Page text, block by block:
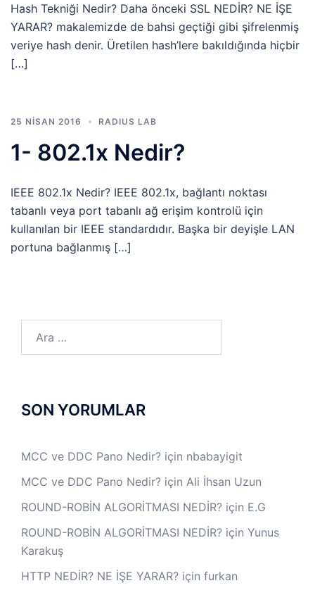
Hash Tekniği Nedir? Daha önceki SSL NEDİR? NE İŞE
YARAR? makalemizde de bahsi geçtiği gibi şifrelenmiş
veriye hash denir. Üretilen hash’lere bakıldığında hiçbir
[…]
25 NISAN 2016 RADIUS LAB
1- 802.1x Nedir?
IEEE 802.1x Nedir? IEEE 802.1x, bağlantı noktası
tabanlı veya port tabanlı ağ erişim kontrolü için
kullanılan bir IEEE standardıdır. Başka bir deyişle LAN
portuna bağlanmış […]
SON YORUMLAR
MCC ve DDC Pano Nedir? için nbabayigit
MCC ve DDC Pano Nedir? için Ali İhsan Uzun
ROUND-ROBİN ALGORİTMASI NEDİR? için E.G
ROUND-ROBİN ALGORİTMASI NEDİR? için Yunus
Karakuş
HTTP NEDİR? NE İŞE YARAR? için furkan